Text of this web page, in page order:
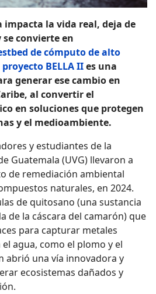
impacta la vida real, deja de
convierte en
de cómputo de alto
BELLA IIes una
generar ese cambio en
al convertir el
en soluciones que protegen
y el medioambiente.
y estudiantes de la
Guatemala (UVG) llevaron a
de remediación ambiental
naturales, en 2024.
de quitosano (una sustancia
de la cáscara del camarón) que
para capturar metales
agua, como el plomo y el
abrió una vía innovadora y
ecosistemas dañados y